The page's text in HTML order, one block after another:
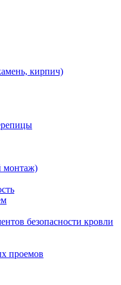
кирпич)
монтаж)
безопасности кровли
проемов